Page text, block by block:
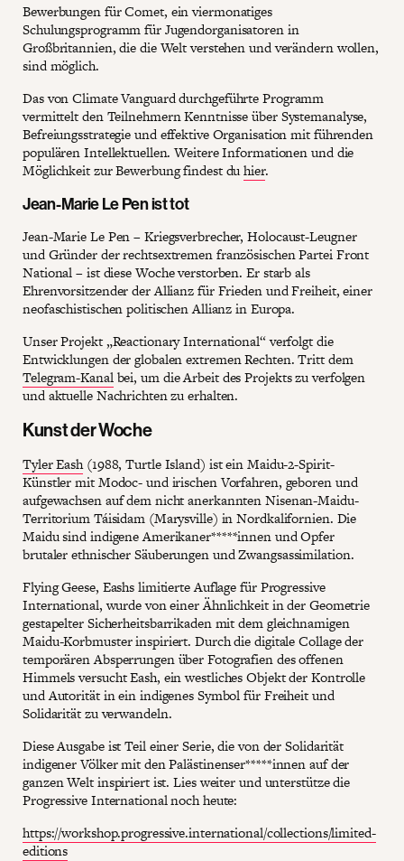
Bewerbungen für Comet, ein viermonatiges
Schulungsprogramm für Jugendorganisatoren in
Großbritannien, die die Welt verstehen und verändern wollen,
sind möglich.
Das von Climate Vanguard durchgeführte Programm
vermittelt den Teilnehmern Kenntnisse über Systemanalyse,
Befreiungsstrategie und effektive Organisation mit führenden
populären Intellektuellen. Weitere Informationen und die
Möglichkeit zur Bewerbung findest duhier.
Jean-Marie Le Pen ist tot
Jean-Marie Le Pen – Kriegsverbrecher, Holocaust-Leugner
und Gründer der rechtsextremen französischen Partei Front
National – ist diese Woche verstorben. Er starb als
Ehrenvorsitzender der Allianz für Frieden und Freiheit, einer
neofaschistischen politischen Allianz in Europa.
Unser Projekt „Reactionary International“ verfolgt die
Entwicklungen der globalen extremen Rechten. Tritt dem
Telegram-Kanalbei, um die Arbeit des Projekts zu verfolgen
und aktuelle Nachrichten zu erhalten.
Kunst der Woche
Tyler Eash(1988, Turtle Island) ist ein Maidu-2-Spirit-
Künstler mit Modoc- und irischen Vorfahren, geboren und
aufgewachsen auf dem nicht anerkannten Nisenan-Maidu-
Territorium Táisidam (Marysville) in Nordkalifornien. Die
Maidu sind indigene Amerikaner*****innen und Opfer
brutaler ethnischer Säuberungen und Zwangsassimilation.
Flying Geese, Eashs limitierte Auflage für Progressive
International, wurde von einer Ähnlichkeit in der Geometrie
gestapelter Sicherheitsbarrikaden mit dem gleichnamigen
Maidu-Korbmuster inspiriert. Durch die digitale Collage der
temporären Absperrungen über Fotografien des offenen
Himmels versucht Eash, ein westliches Objekt der Kontrolle
und Autorität in ein indigenes Symbol für Freiheit und
Solidarität zu verwandeln.
Diese Ausgabe ist Teil einer Serie, die von der Solidarität
indigener Völker mit den Palästinenser*****innen auf der
ganzen Welt inspiriert ist. Lies weiter und unterstütze die
Progressive International noch heute:
https://workshop.progressive.international/collections/limited-
editions